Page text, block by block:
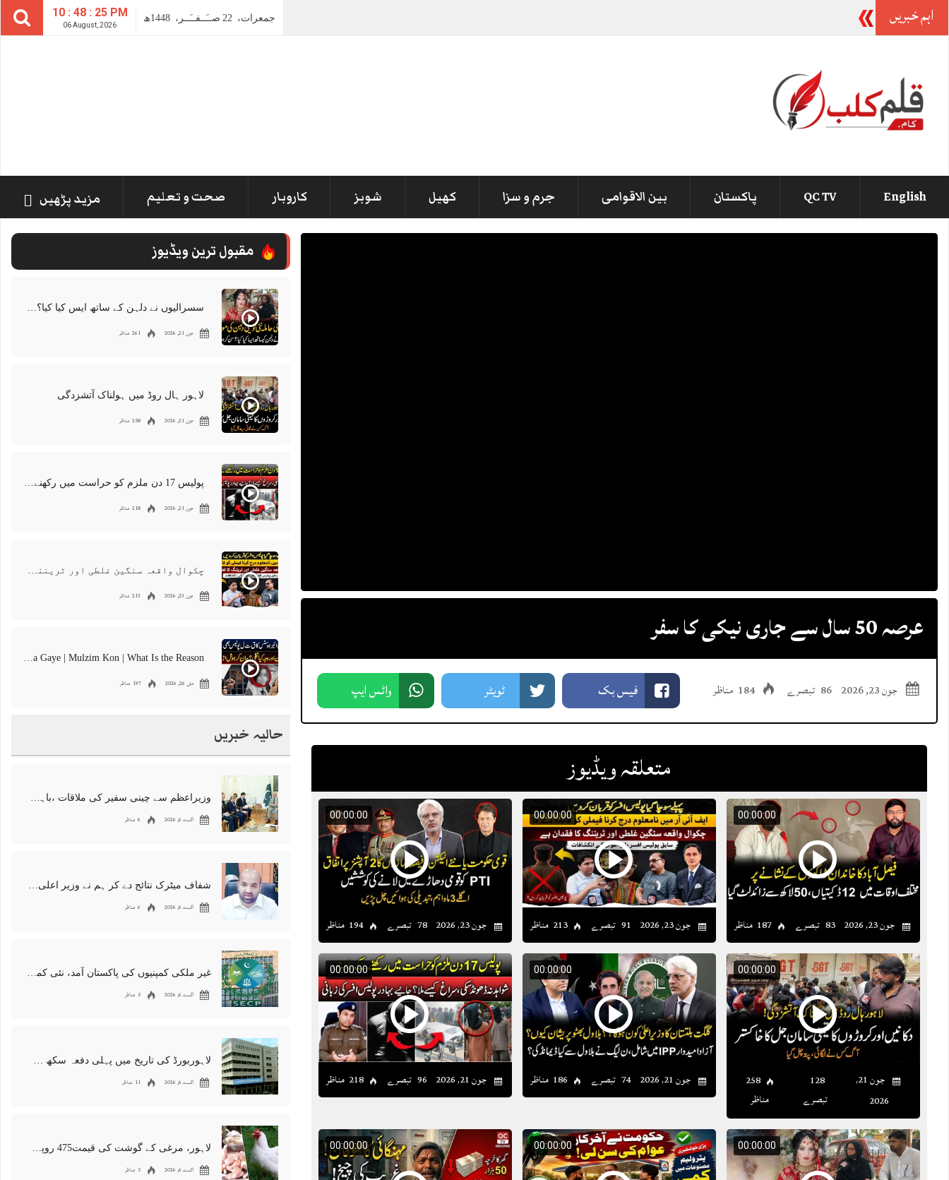
10 : 48 : 26 PM
06 August, 2026
جمعرات، 22 صــَــفــَــر، 1448ھ اہم خبریں
English
QC TV پاکستان بین الاقوامی جرم و سزا کھیل شوبز کاروبار صحت و تعلیم مزید پڑھیں
عرصہ 50 سال سے جاری نیکی کا سفر
جون 23, 2026 86 تبصرے 184 مناظر فیس بک ٹویٹر واٹس ایپ
متعلقہ ویڈیوز
00:00:00
جون 23, 2026 83 تبصرے 187 مناظر
00:00:00
جون 23, 2026 91 تبصرے 213 مناظر
00:00:00
جون 23, 2026 78 تبصرے 194 مناظر
00:00:00
جون 21,
2026
128
تبصرے
مناظر
00:00:00
جون 21, 2026 74 تبصرے 186 مناظر
00:00:00
جون 21, 2026 96 تبصرے 218 مناظر
00:00:00
00:00:00
00:00:00
مقبول ترین ویڈیوز
جون 21, 2026 261 مناظر
لاہور ہال روڈ میں ہولناک آتشزدگی
جون 21, 2026 258 مناظر
جون 21, 2026 218 مناظر
جون 23, 2026 213 مناظر
مئی 26, 2026 197 مناظر
حالیہ خبریں
وزیراعظم سے چینی سفیر کی ملاقات ،باہمی تعاون اور باہمی دلچسپی کے علاقائی امور پر تبادلہ خیال
اگست 6, 2026 6 مناظر
شفاف میٹرک نتائج دے کر ہم نے وزیر اعلی پنجاب کا سر فخر سے بلند کر دیا’وزیر تعلیم پنجاب
اگست 6, 2026 6 مناظر
غیر ملکی کمپنیوں کی پاکستان آمد، نئی کمپنیوں کی رجسٹریشن کا نیا ریکارڈ قائم
اگست 6, 2026 5 مناظر
لاہوربورڈ کی تاریخ میں پہلی دفعہ سکھ طالبعلم نے پوزیشن حاصل کرلی
اگست 6, 2026 11 مناظر
لاہور، مرغی کے گوشت کی قیمت475 روپے فی کلوگرام تک پہنچ گئی
اگست 6, 2026 5 مناظر